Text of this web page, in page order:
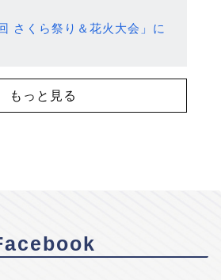
さくら祭り＆花火大会」に
もっと見る